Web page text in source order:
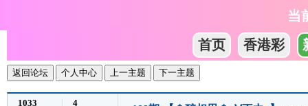
当
首页
香港彩
返回论坛 个人中心 上一主题 下一主题
1033
4